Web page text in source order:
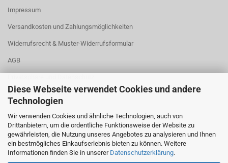
Diese Webseite verwendet Cookies und andere
Technologien
Wir verwenden Cookies und ähnliche Technologien, auch von
Drittanbietern, um die ordentliche Funktionsweise der Website zu
gewährleisten, die Nutzung unseres Angebotes zu analysieren und Ihnen
ein bestmögliches Einkaufserlebnis bieten zu können. Weitere
Informationen finden Sie in unserer Datenschutzerklärung.
Impressum
Versandkosten und Zahlungsmöglichkeiten
Widerrufsrecht & Muster-Widerrufsformular
AGB
Cookie Einstellungen